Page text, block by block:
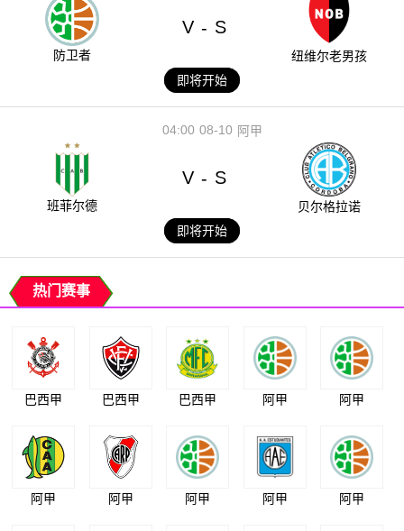
防卫者
V - S
纽维尔老男孩
即将开始
08-10
04:00 阿甲
班菲尔德
V - S
贝尔格拉诺
即将开始
热门赛事
巴西甲 巴西甲 巴西甲 阿甲 阿甲
阿甲 阿甲 阿甲 阿甲 阿甲